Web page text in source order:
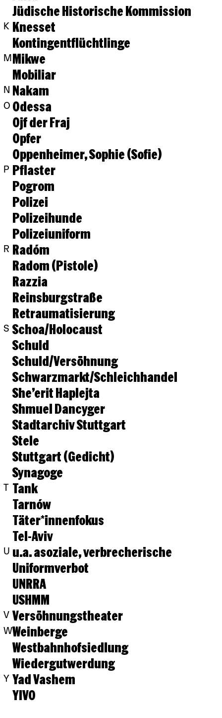
Jüdische Historische Kommission
K Knesset
Kontingentflüchtlinge
M Mikwe
Mobiliar
N Nakam
O Odessa
Ojf der Fraj
Opfer
Oppenheimer, Sophie (Sofie)
P Pflaster
Pogrom
Polizei
Polizeihunde
Polizeiuniform
R Radóm
Radom (Pistole)
Razzia
Reinsburgstraße
Retraumatisierung
S Schoa/Holocaust
Schuld
Schuld/Versöhnung
Schwarzmarkt/Schleichhandel
She’erit Haplejta
Shmuel Dancyger
Stadtarchiv Stuttgart
Stele
Stuttgart (Gedicht)
Synagoge
T Tank
Tarnów
Täter*innenfokus
Tel-Aviv
U u.a. asoziale, verbrecherische
Uniformverbot
UNRRA
USHMM
V Versöhnungstheater
WWeinberge
Westbahnhofsiedlung
Wiedergutwerdung
Y Yad Vashem
YIVO